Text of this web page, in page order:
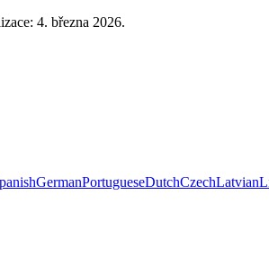
4. března 2026.
GermanPortugueseDutchCzechLatvian